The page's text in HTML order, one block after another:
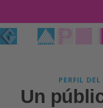
PERFIL
Un